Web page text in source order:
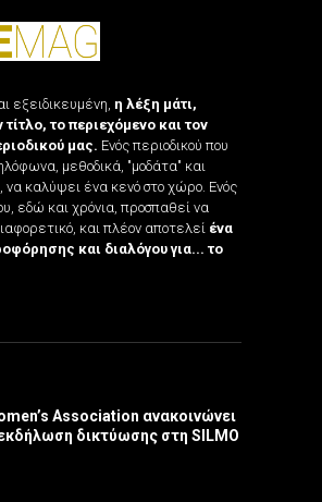
εξειδικευμένη, η λέξη μάτι,
τίτλο, το περιεχόμενο και τον
μας. Ενός περιοδικού που
μεθοδικά, "μοδάτα" και
να καλύψει ένα κενό στο χώρο. Ενός
εδώ και χρόνια, προσπαθεί να
και πλέον αποτελεί ένα
και διαλόγου για... το
Association ανακοινώνει
δικτύωσης στη SILMO